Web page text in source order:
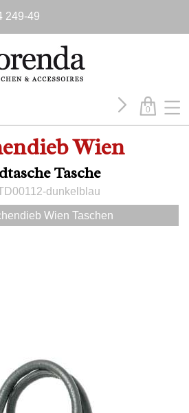
249-49
0
Wien
Tasche
dunkelblau
Wien Taschen